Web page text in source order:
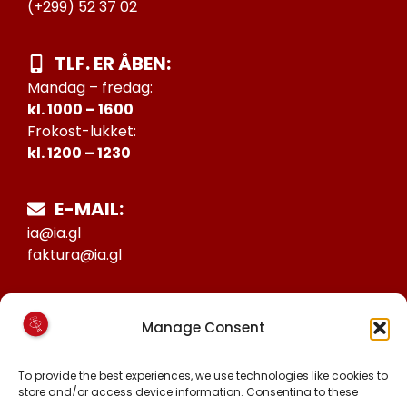
Manage Consent
To provide the best experiences, we use technologies like cookies to
store and/or access device information. Consenting to these
(+299) 52 37 02
TLF. ER ÅBEN:
Mandag – fredag:
kl. 1000 – 1600
Frokost-lukket:
kl. 1200 – 1230
E-MAIL:
ia@ia.gl
faktura@ia.gl
25027388
KONTO NR: